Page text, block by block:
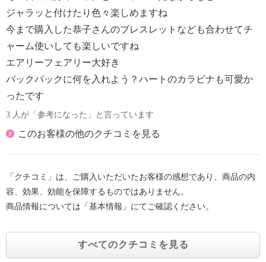
ジャラッと付けたり色々楽しめますね
今まで購入した恭子さんのブレスレットなども合わせてチ
ャーム使いしても楽しいですね
エアリーフェアリー大好き
バックパックに何を入れよう？ハートのカラビナも可愛か
ったです
3 人が「参考になった」と言っています
このお客様の他のクチコミを見る
「クチコミ」は、ご購入いただいたお客様の感想であり、商品の内
容、効果、効能を保障するものではありません。
商品情報については「基本情報」にてご確認ください。
すべてのクチコミを見る